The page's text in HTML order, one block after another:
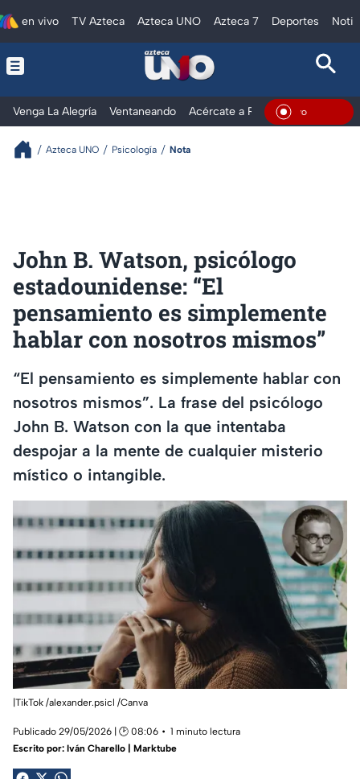
en vivo TV Azteca Azteca UNO Azteca 7 Deportes
Venga La Alegría Ventaneando Acércate a Rocío Al ExtremoEn Vivo
Azteca UNO Psicología Nota
John B. Watson, psicólogo
estadounidense: “El
pensamiento es simplemente
hablar con nosotros mismos”
“El pensamiento es simplemente hablar con
nosotros mismos”. La frase del psicólogo
John B. Watson con la que intentaba
despojar a la mente de cualquier misterio
místico o intangible.
|TikTok /alexander.psicl /Canva
Publicado 29/05/2026 | 🕑 08:06
1 minuto lectura
Escrito por: Iván Charello | Marktube